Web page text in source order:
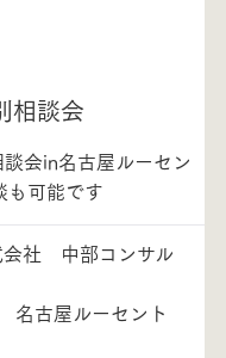
相談会
会in名古屋ルーセン
も可能です
会社 中部コンサル
古屋ルーセント